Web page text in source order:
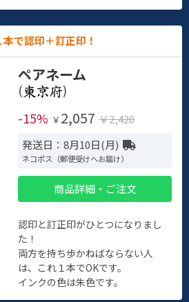
本で認印＋訂正印！
ペアネーム
(
)
-15% ￥ 2,057 ￥2,420
発送日：8月10日(月)
ネコポス（郵便受けへお届け）
商品詳細・ご注文
認印と訂正印がひとつになりまし
た！
両方を持ち歩かねばならない人
は、これ１本でOKです。
インクの色は朱色です。